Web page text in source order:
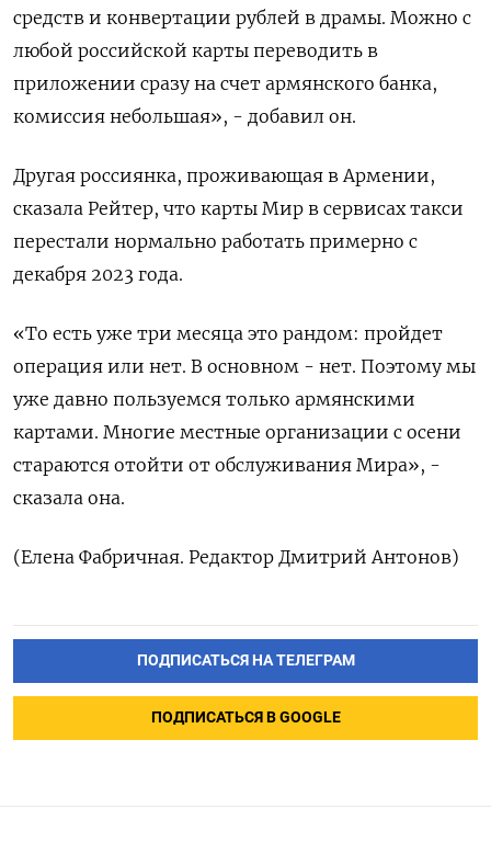
средств и конвертации рублей в драмы. Можно с
любой российской карты переводить в
приложении сразу на счет армянского банка,
комиссия небольшая», - добавил он.
Другая россиянка, проживающая в Армении,
сказала Рейтер, что карты Мир в сервисах такси
перестали нормально работать примерно с
декабря 2023 года.
«То есть уже три месяца это рандом: пройдет
операция или нет. В основном - нет. Поэтому мы
уже давно пользуемся только армянскими
картами. Многие местные организации с осени
стараются отойти от обслуживания Мира», -
сказала она.
(Елена Фабричная. Редактор Дмитрий Антонов)
ПОДПИСАТЬСЯ НА ТЕЛЕГРАМ
ПОДПИСАТЬСЯ В GOOGLE